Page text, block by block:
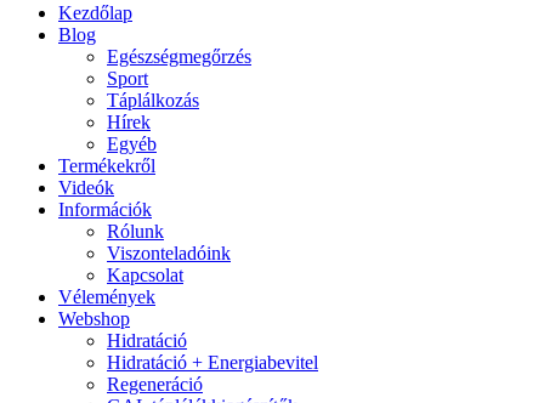
Kezdőlap
Blog
Egészségmegőrzés
Sport
Táplálkozás
Hírek
Egyéb
Termékekről
Videók
Információk
Rólunk
Viszonteladóink
Kapcsolat
Vélemények
Webshop
Hidratáció
Hidratáció + Energiabevitel
Regeneráció